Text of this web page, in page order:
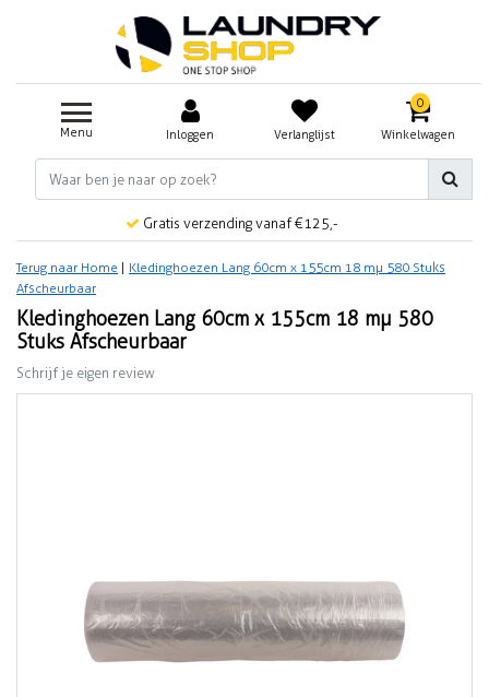
Menu Inloggen Verlanglijst
0
Winkelwagen
Gratis verzending vanaf €125,-
Terug naar Home
Kledinghoezen Lang 60cm x 155cm 18 mµ 580 Stuks
Afscheurbaar
Kledinghoezen Lang 60cm x 155cm 18 mµ 580
Stuks Afscheurbaar
Schrijf je eigen review